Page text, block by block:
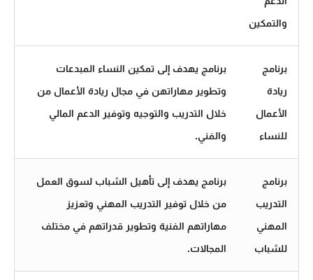
والتمكين
برنامج
ريادة
الأعمال
للنساء
برنامج يهدف إلى تمكين النساء المبدعات
وتطوير مهاراتهن في مجال ريادة الأعمال من
خلال التدريب والتوجيه وتوفير الدعم المالي
والفني.
برنامج
التدريب
المهني
للشباب
برنامج يهدف إلى تأهيل الشباب لسوق العمل
من خلال توفير التدريب المهني وتعزيز
مهاراتهم الفنية وتطوير قدراتهم في مختلف
المجالات.